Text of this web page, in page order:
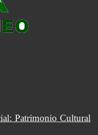
Patrimonio Cultural